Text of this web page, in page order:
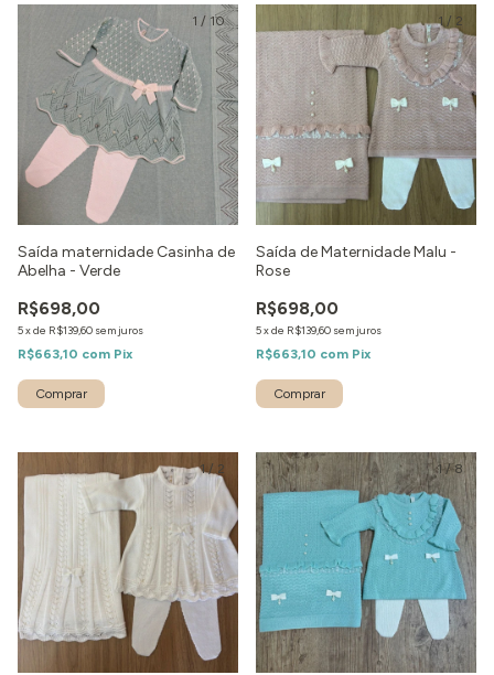
1 / 10
Saída maternidade Casinha de
Abelha - Verde
R$698,00
5xde R$139,60 sem juros
R$663,10 com Pix
Comprar
1 / 2
Saída de Maternidade Malu -
Rose
R$698,00
5xde R$139,60 sem juros
R$663,10 com Pix
Comprar
1/ 2 1/8